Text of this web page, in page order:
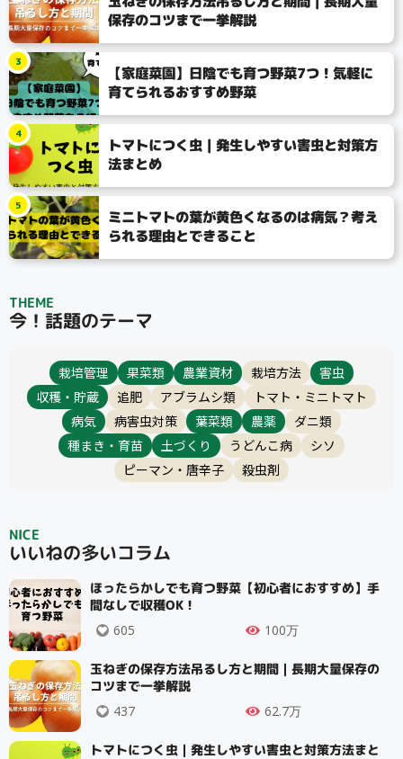
保存のコツまで一挙解説
【家庭菜園】日陰でも育つ野菜7つ！気軽に
育てられるおすすめ野菜
3
トマトにつく虫｜発生しやすい害虫と対策方
法まとめ
4
ミニトマトの葉が黄色くなるのは病気？考え
られる理由とできること
5
THEME
今！話題のテーマ
栽培管理 果菜類 農業資材 栽培方法
害虫
収穫・貯蔵
追肥 アブラムシ類
トマト・ミニトマト
病気
病害虫対策 葉菜類 農薬
ダニ類
種まき・育苗
土づくり うどんこ病
シソ
ピーマン・唐辛子
殺虫剤
NICE
いいねの多いコラム
ほったらかしでも育つ野菜【初心者におすすめ】手
間なしで収穫OK！
605 100万
玉ねぎの保存方法吊るし方と期間｜長期大量保存の
コツまで一挙解説
437 62.7万
トマトにつく虫｜発生しやすい害虫と対策方法まと